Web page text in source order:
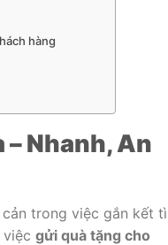
hàng
Nhanh, An
trong việc gắn kết
gửi quà tặng cho